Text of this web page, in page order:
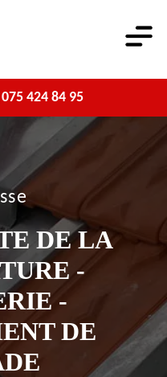
075 424 84 95
DE LA
-
-
DE